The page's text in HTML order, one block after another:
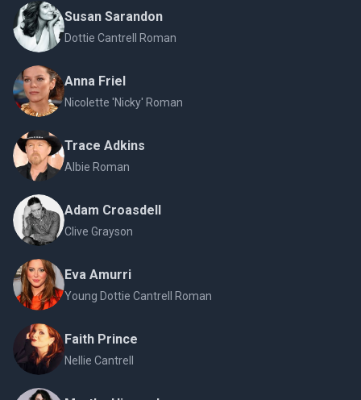
Susan Sarandon
Dottie Cantrell Roman
Anna Friel
Nicolette 'Nicky' Roman
Trace Adkins
Albie Roman
Adam Croasdell
Clive Grayson
Eva Amurri
Young Dottie Cantrell Roman
Faith Prince
Nellie Cantrell